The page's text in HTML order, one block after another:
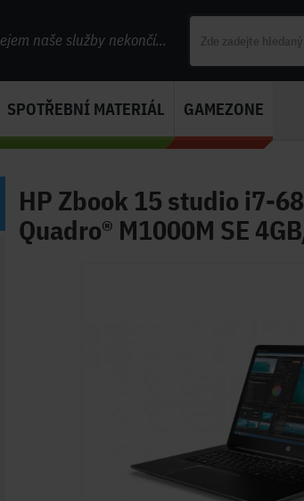
naše služby nekončí...
SPOTŘEBNÍ MATERIÁL GAMEZONE
HP Zbook 15 studio i7-
Quadro® M1000M SE